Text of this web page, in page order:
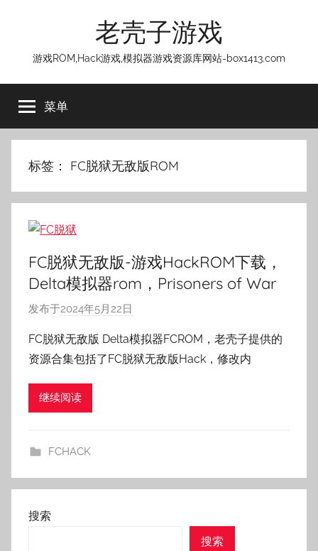
老壳子游戏
游戏ROM,Hack游戏,模拟器游戏资源库网站-box1413.com
菜单
标签： FC脱狱无敌版ROM
FC脱狱无敌版-游戏HackROM下载，
Delta模拟器rom，Prisoners of War
发布于2024年5月22日
:
老
FC脱狱无敌版 Delta模拟器FCROM，老壳子提供的
资源合集包括了FC脱狱无敌版Hack，修改内
继续阅读
FCHACK
搜索
搜索